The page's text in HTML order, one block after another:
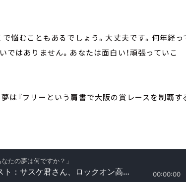
悩むこともあるでしょう。大丈夫です。何年経っ
はありません。あなたは面白い！頑張っていこ
は『フリーという肩書で大阪の賞レースを制覇す